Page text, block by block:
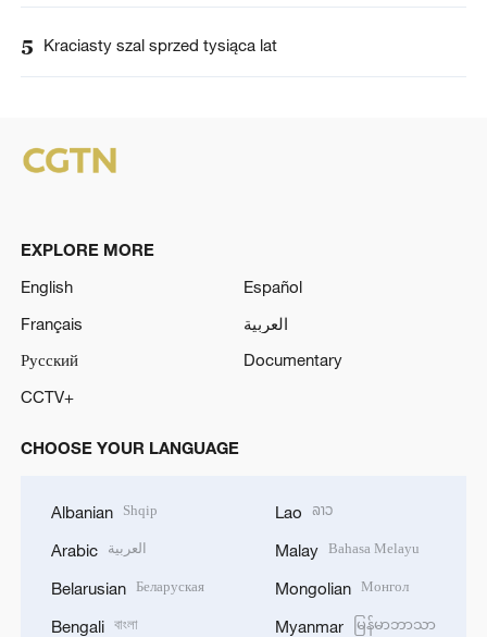
5 Kraciasty szal sprzed tysiąca lat
EXPLORE MORE
English
Español
Français
العربية
Русский
Documentary
CCTV+
CHOOSE YOUR LANGUAGE
Albanian Shqip
Arabic العربية
Belarusian Беларуская
Bengali বাংলা
Lao ລາວ
Malay Bahasa Melayu
Mongolian Монгол
Myanmar မြန်မာဘာသာ